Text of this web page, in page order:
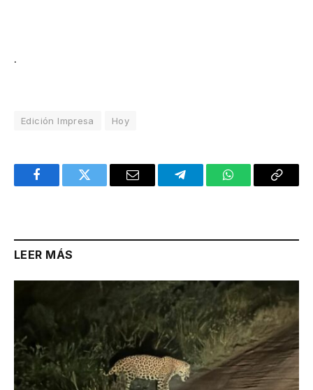
.
Edición Impresa Hoy
FacebookTwitter Email TelegramWhatsAppCopy
LEER MÁS